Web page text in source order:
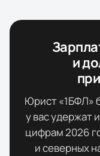
и
Юрист «1БФЛ»
у вас удержат
цифрам2026
и северных